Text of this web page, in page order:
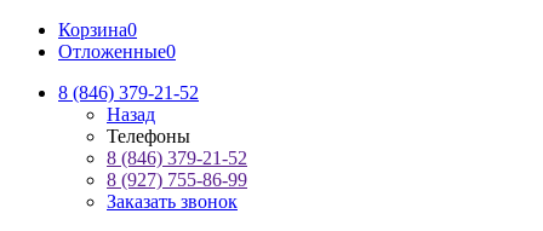
Корзина0
Отложенные0
8 (846) 379-21-52
Назад
Телефоны
8 (846) 379-21-52
8 (927) 755-86-99
Заказать звонок